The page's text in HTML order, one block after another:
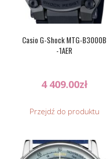
Casio G-Shock MTG-B3000B
-1AER
4 409.00zł
Przejdź do produktu